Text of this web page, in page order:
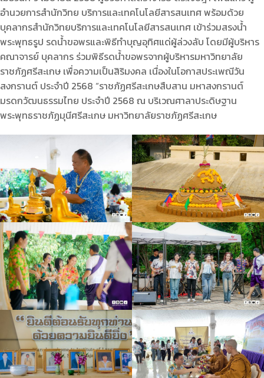
อำนวยการสำนักวิทย บริการและเทคโนโลยีสารสนเทศ พร้อมด้วย
บุคลากรสำนักวิทยบริการและเทคโนโลยีสารสนเทศ เข้าร่วมสรงน้ำ
พระพุทธรูป รดน้ำขอพรและพิธีทำบุญอุทิศแด่ผู้ล่วงลับ โดยมีผู้บริหาร
คณาจารย์ บุคลากร ร่วมพิธีรดน้ำขอพรจากผู้บริหารมหาวิทยาลัย
ราชภัฏศรีสะเกษ เพื่อความเป็นสิริมงคล เนื่องในโอกาสประเพณีวัน
สงกรานต์ ประจำปี 2568 “ราชภัฏศรีสะเกษสืบสาน มหาสงกรานต์
มรดกวัฒนธรรมไทย ประจำปี 2568 ณ บริเวณศาลาประดิษฐาน
พระพุทธราชภัฏมุนีศรีสะเกษ มหาวิทยาลัยราชภัฏศรีสะเกษ